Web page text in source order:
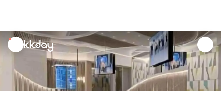
unread
notifications